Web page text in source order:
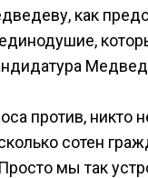
как
против,
сотен
мы так